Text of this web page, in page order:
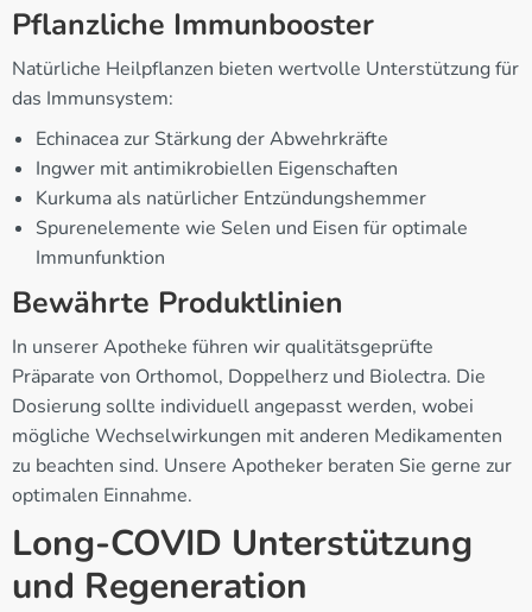
Pflanzliche Immunbooster
Natürliche Heilpflanzen bieten wertvolle Unterstützung für
das Immunsystem:
Echinacea zur Stärkung der Abwehrkräfte
Ingwer mit antimikrobiellen Eigenschaften
Kurkuma als natürlicher Entzündungshemmer
Spurenelemente wie Selen und Eisen für optimale
Immunfunktion
Bewährte Produktlinien
In unserer Apotheke führen wir qualitätsgeprüfte
Präparate von Orthomol, Doppelherz und Biolectra. Die
Dosierung sollte individuell angepasst werden, wobei
mögliche Wechselwirkungen mit anderen Medikamenten
zu beachten sind. Unsere Apotheker beraten Sie gerne zur
optimalen Einnahme.
Long-COVID Unterstützung
und Regeneration